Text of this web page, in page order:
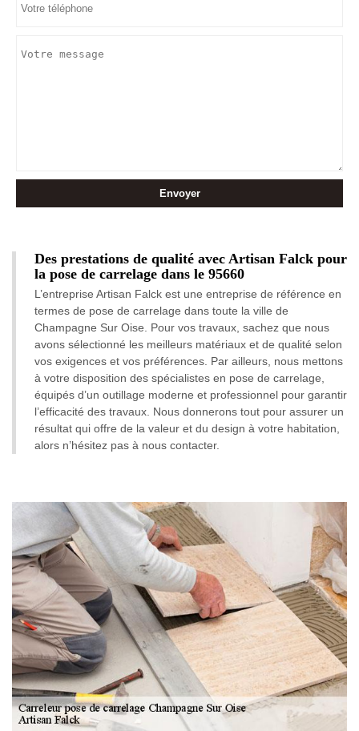
Des prestations de qualité avec Artisan Falck pour
la pose de carrelage dans le 95660
L’entreprise Artisan Falck est une entreprise de référence en
termes de pose de carrelage dans toute la ville de
Champagne Sur Oise. Pour vos travaux, sachez que nous
avons sélectionné les meilleurs matériaux et de qualité selon
vos exigences et vos préférences. Par ailleurs, nous mettons
à votre disposition des spécialistes en pose de carrelage,
équipés d’un outillage moderne et professionnel pour garantir
l’efficacité des travaux. Nous donnerons tout pour assurer un
résultat qui offre de la valeur et du design à votre habitation,
alors n’hésitez pas à nous contacter.